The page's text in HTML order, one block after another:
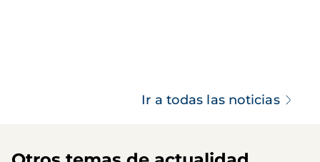
Ir a todas las noticias